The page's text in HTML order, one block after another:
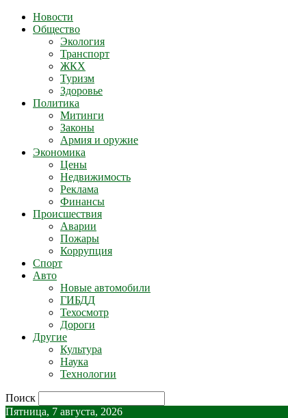
Новости
Общество
Экология
Транспорт
ЖКХ
Туризм
Здоровье
Политика
Митинги
Законы
Армия и оружие
Экономика
Цены
Недвижимость
Реклама
Финансы
Происшествия
Аварии
Пожары
Коррупция
Спорт
Авто
Новые автомобили
ГИБДД
Техосмотр
Дороги
Другие
Культура
Наука
Технологии
Поиск
Пятница, 7 августа, 2026